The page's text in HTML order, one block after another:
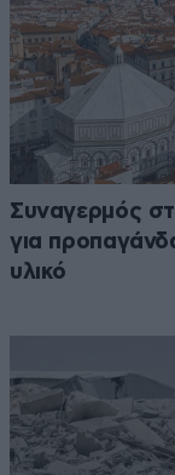
Συναγερμός
για
υλικό